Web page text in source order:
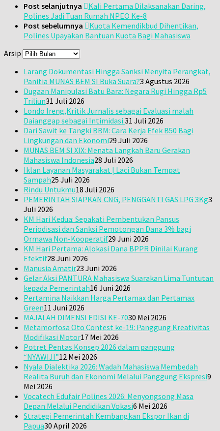
Post selanjutnya
Kali Pertama Dilaksanakan Daring,
Polines Jadi Tuan Rumah NPEO Ke-8
Post sebelumnya
Kuota Kemendikbud Dihentikan,
Polines Upayakan Bantuan Kuota Bagi Mahasiswa
Arsip
Larang Dokumentasi Hingga Sanksi Menyita Perangkat,
Panitia MUNAS BEM SI Buka Suara?3 Agustus 2026
Dugaan Manipulasi Batu Bara: Negara Rugi Hingga Rp5
Triliun31 Juli 2026
Londo Ireng,Kritik Jurnalis sebagai Evaluasi malah
Daianggap sebagai Intimidasi.31 Juli 2026
Dari Sawit ke Tangki BBM: Cara Kerja Efek B50 Bagi
Lingkungan dan Ekonomi29 Juli 2026
MUNAS BEM SI XIX: Menata Langkah Baru Gerakan
Mahasiswa Indonesia28 Juli 2026
Iklan Layanan Masyarakat | Laci Bukan Tempat
Sampah25 Juli 2026
Rindu Untukmu18 Juli 2026
PEMERINTAH SIAPKAN CNG, PENGGANTI GAS LPG 3Kg3
Juli 2026
KM Hari Kedua: Sepakati Pembentukan Pansus
Periodisasi dan Sanksi Pemotongan Dana 3% bagi
Ormawa Non-Kooperatif29 Juni 2026
KM Hari Pertama: Alokasi Dana BPPR Dinilai Kurang
Efektif28 Juni 2026
Manusia Amatir23 Juni 2026
Gelar Aksi PANTURA Mahasiswa Suarakan Lima Tuntutan
kepada Pemerintah16 Juni 2026
Pertamina Naikkan Harga Pertamax dan Pertamax
Green11 Juni 2026
MAJALAH DIMENSI EDISI KE-7030 Mei 2026
Metamorfosa Oto Contest ke-19: Panggung Kreativitas
Modifikasi Motor17 Mei 2026
Potret Pentas Konsep 2026 dalam panggung
“NYAWIJI”12 Mei 2026
Nyala Dialektika 2026: Wadah Mahasiswa Membedah
Realita Buruh dan Ekonomi Melalui Panggung Ekspresi9
Mei 2026
Vocatech Edufair Polines 2026: Menyongsong Masa
Depan Melalui Pendidikan Vokasi6 Mei 2026
Strategi Pemerintah Kembangkan Ekspor Ikan di
Papua30 April 2026